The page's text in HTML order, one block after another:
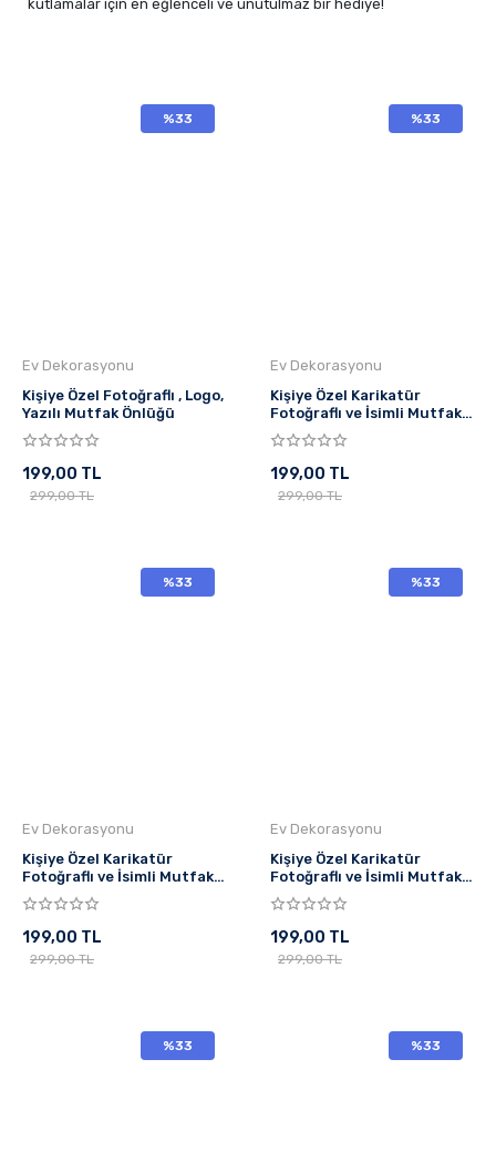
kutlamalar için en eğlenceli ve unutulmaz bir hediye!
%33
Ev Dekorasyonu
Kişiye Özel Fotoğraflı , Logo,
Yazılı Mutfak Önlüğü
199,00 TL
299,00 TL
%33
Ev Dekorasyonu
Kişiye Özel Karikatür
Fotoğraflı ve İsimli Mutfak
Önlüğü Mucize Bekleme
199,00 TL
299,00 TL
%33
Ev Dekorasyonu
Kişiye Özel Karikatür
Fotoğraflı ve İsimli Mutfak
Önlüğü Terapi Pahalı
199,00 TL
299,00 TL
%33
Ev Dekorasyonu
Kişiye Özel Karikatür
Fotoğraflı ve İsimli Mutfak
Önlüğü Mangal Ustası
199,00 TL
299,00 TL
%33 %33